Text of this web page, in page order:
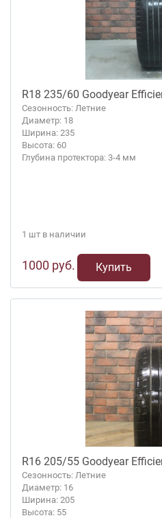
R18 235/60 Goodyear
Сезонность: Летние
Диаметр: 18
Ширина: 235
Высота: 60
Глубина протектора: 3-4 мм
1 шт в наличии
1000 руб. Купить
R16 205/55 Goodyear
Сезонность: Летние
Диаметр: 16
Ширина: 205
Высота: 55